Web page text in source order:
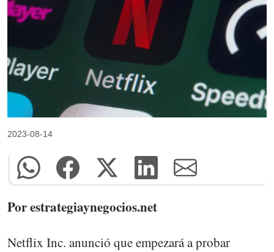
2023-08-14
Por estrategiaynegocios.net
Netflix Inc. anunció que empezará a probar